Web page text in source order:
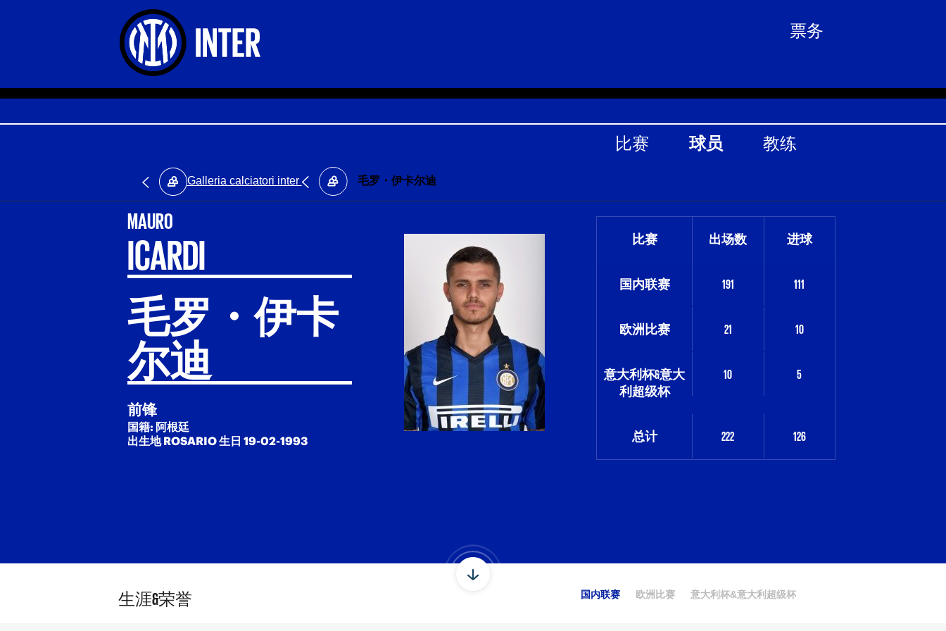
票务
比赛 球员 教练
Galleria calciatori inter 毛罗・伊卡尔迪
MAURO
ICARDI
毛罗・伊卡
尔迪
前锋
国籍: 阿根廷
出生地 ROSARIO 生日 19-02-1993
比赛 出场数 进球
国内联赛 191 111
欧洲比赛 21 10
意大利杯&意大
利超级杯
10 5
总计 222 126
生涯&荣誉 意大利杯&意大利超级杯
欧洲比赛
国内联赛